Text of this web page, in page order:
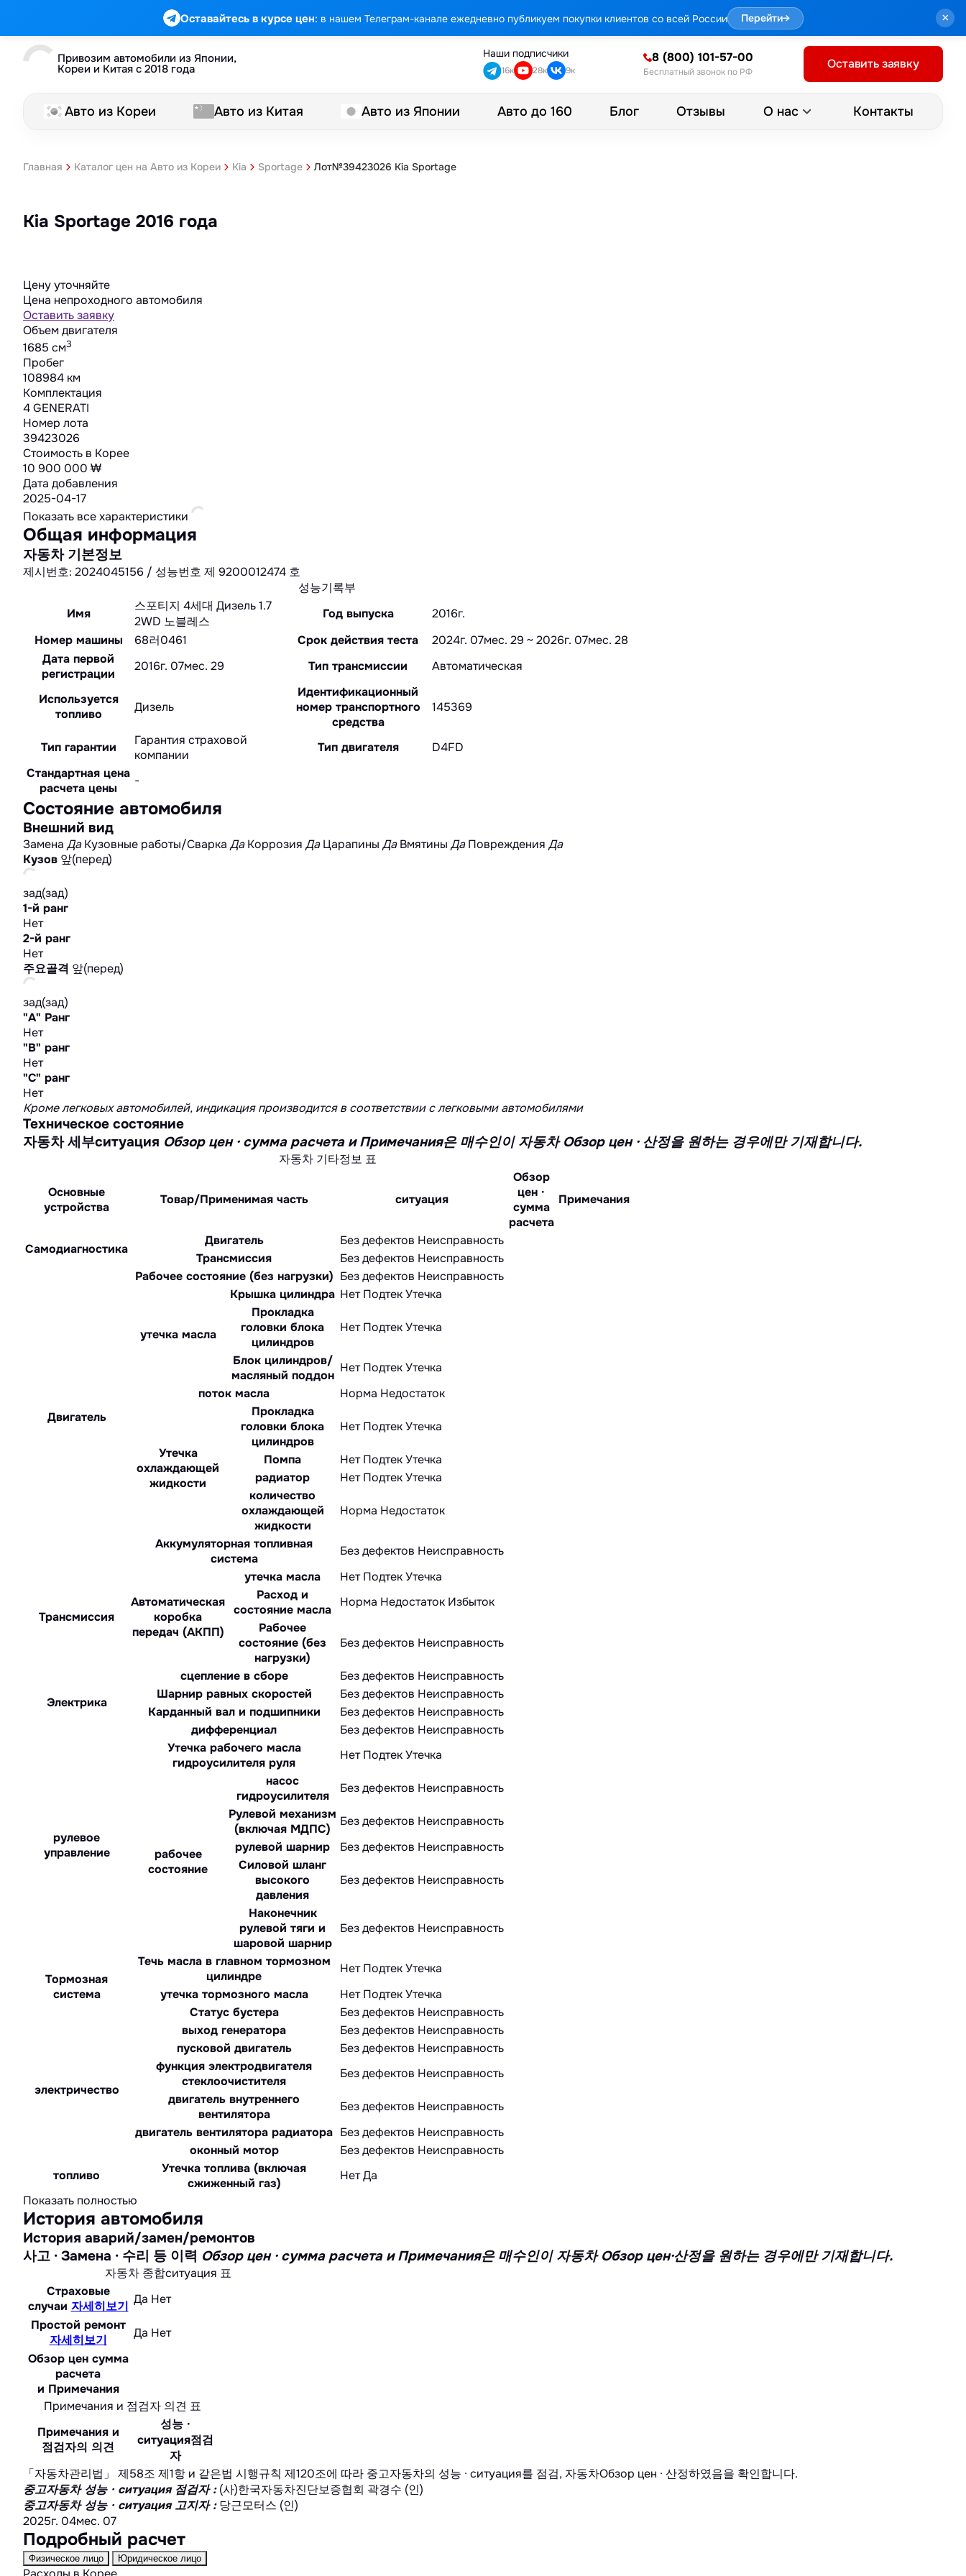
Оставайтесь в курсе цен: в нашем Телеграм-канале ежедневно публикуем покупки клиентов со всей России Перейти→ ×
Привозим автомобили из Японии,
Кореи и Китая с 2018 года
Наши подписчики
16к 28к 9к
8 (800) 101-57-00
Бесплатный звонок по РФ
Оставить заявку
Авто из Кореи Авто из Китая Авто из Японии Авто до 160 Блог Отзывы О нас Контакты
Главная Каталог цен на Авто из Кореи Kia Sportage Лот№39423026 Kia Sportage
Kia Sportage 2016 года
Цену уточняйте
Цена непроходного автомобиля
Оставить заявку
Объем двигателя
1685 cм3
Пробег
108984 км
Комплектация
4 GENERATI
Номер лота
39423026
Стоимость в Корее
10 900 000 ₩
Дата добавления
2025-04-17
Показать все характеристики
Общая информация
자동차 기본정보
제시번호: 2024045156 / 성능번호 제 9200012474 호
성능기록부
Имя
스포티지 4세대 Дизель 1.7
2WD 노블레스
Год выпуска
2016г.
Номер машины
68러0461 Срок действия теста
2024г. 07мес. 29 ~ 2026г. 07мес. 28
Дата первой
регистрации
2016г. 07мес. 29 Тип трансмиссии Автоматическая
Используется
топливо
Дизель
Идентификационный
номер транспортного
средства
145369
Тип гарантии
Гарантия страховой
компании
Тип двигателя
D4FD
Стандартная цена
расчета цены
-
Состояние автомобиля
Внешний вид
Замена Да Кузовные работы/Сварка Да Коррозия Да Царапины Да Вмятины Да Повреждения Да
Кузов 앞(перед)
зад(зад)
1-й ранг
Нет
2-й ранг
Нет
주요골격 앞(перед)
зад(зад)
"А" Ранг
Нет
"B" ранг
Нет
"C" ранг
Нет
Кроме легковых автомобилей, индикация производится в соответствии с легковыми автомобилями
Техническое состояние
자동차 세부ситуация Обзор цен · сумма расчета и Примечания은 매수인이 자동차 Обзор цен · 산정을 원하는 경우에만 기재합니다.
자동차 기타정보 표
Основные
устройства
Товар/Применимая часть ситуация
Обзор
цен ·
сумма
расчета
Примечания
Самодиагностика
Двигатель Без дефектов Неисправность
Трансмиссия
Без дефектов Неисправность
Двигатель
Рабочее состояние (без нагрузки) Без дефектов Неисправность
утечка масла
Крышка цилиндра Нет ПодтекУтечка
Прокладка
головки блока
цилиндров
Нет ПодтекУтечка
Блок цилиндров/
масляный поддон
Нет ПодтекУтечка
поток масла
Норма Недостаток
Утечка
охлаждающей
жидкости
Прокладка
головки блока
цилиндров
Нет ПодтекУтечка
Помпа Нет ПодтекУтечка
радиатор
Нет ПодтекУтечка
количество
охлаждающей
жидкости
Норма Недостаток
Аккумуляторная топливная
система
Без дефектов Неисправность
Трансмиссия
Автоматическая
коробка
передач (АКПП)
утечка масла Нет ПодтекУтечка
Расход и
состояние масла
Норма Недостаток Избыток
Рабочее
состояние (без
нагрузки)
Без дефектов Неисправность
Электрика
сцепление в сборе Без дефектов Неисправность
Шарнир равных скоростей
Без дефектов Неисправность
Карданный вал и подшипники
Без дефектов Неисправность
дифференциал
Без дефектов Неисправность
рулевое
управление
Утечка рабочего масла
гидроусилителя руля
Нет ПодтекУтечка
рабочее
состояние
насос
гидроусилителя
Без дефектов Неисправность
Рулевой механизм
(включая МДПС)
Без дефектов Неисправность
рулевой шарнир
Без дефектов Неисправность
Силовой шланг
высокого
давления
Без дефектов Неисправность
Наконечник
рулевой тяги и
шаровой шарнир
Без дефектов Неисправность
Тормозная
система
Течь масла в главном тормозном
цилиндре
Нет ПодтекУтечка
утечка тормозного масла
Нет ПодтекУтечка
Статус бустера
Без дефектов Неисправность
электричество
выход генератора Без дефектов Неисправность
пусковой двигатель
Без дефектов Неисправность
функция электродвигателя
стеклоочистителя
Без дефектов Неисправность
двигатель внутреннего
вентилятора
Без дефектов Неисправность
двигатель вентилятора радиатора Без дефектов Неисправность
оконный мотор
Без дефектов Неисправность
топливо
Утечка топлива (включая
сжиженный газ)
НетДа
Показать полностью
История автомобиля
История аварий/замен/ремонтов
사고 · Замена · 수리 등 이력 Обзор цен · сумма расчета и Примечания은 매수인이 자동차 Обзор цен·산정을 원하는 경우에만 기재합니다.
자동차 종합ситуация 표
Страховые
случаи 자세히보기 Да Нет
Простой ремонт
자세히보기
Да Нет
Обзор цен сумма
расчета
и Примечания
Примечания и 점검자 의견 표
Примечания и
점검자의 의견
성능 ·
ситуация점검
자
「자동차관리법」 제58조 제1항 и 같은법 시행규칙 제120조에 따라 중고자동차의 성능 · ситуация를 점검, 자동차Обзор цен · 산정하였음을 확인합니다.
중고자동차 성능 · ситуация 점검자 : (사)한국자동차진단보증협회 곽경수 (인)
중고자동차 성능 · ситуация 고지자 : 당근모터스 (인)
2025г. 04мес. 07
Подробный расчет
Физическое лицо Юридическое лицо